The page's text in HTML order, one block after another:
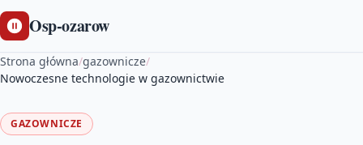
Osp-ozarow
Strona główna/gazownicze/
Nowoczesne technologie w gazownictwie
GAZOWNICZE